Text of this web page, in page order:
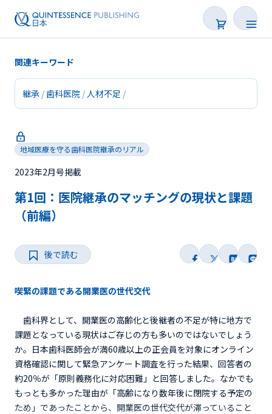
新着
連載
トピックス
関連キーワード
継承 歯科医院 人材不足
地域医療を守る歯科医院継承のリアル
2023年2月号掲載
第1回：医院継承のマッチングの現状と課題
（前編）
後で読む
喫緊の課題である開業医の世代交代
歯科界として、開業医の高齢化と後継者の不足が特に地方で
課題となっている現状はご存じの方も多いのではないでしょう
か。日本歯科医師会が満60歳以上の正会員を対象にオンライン
資格確認に関して緊急アンケート調査を行った結果、回答者の
約20％が「原則義務化に対応困難」と回答しました。なかでも
もっとも多かった理由が「高齢になり数年後に閉院する予定の
ため」であったことから、開業医の世代交代が滞っていること